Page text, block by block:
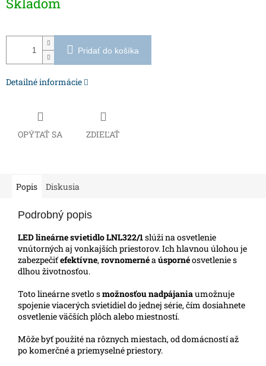
cena:
Skladom
Pridať do košíka
Detailné informácie
OPÝTAŤ SA ZDIEĽAŤ
Popis Diskusia
Podrobný popis
LED lineárne svietidloLNL322/1slúži na osvetlenie
vnútorných aj vonkajších priestorov. Ich hlavnou úlohou je
zabezpečiťefektívne,rovnomernéaúspornéosvetlenie s
dlhou životnosťou.
Toto lineárne svetlo smožnosťounadpájaniaumožnuje
spojenie viacerých svietidiel do jednej série, čím dosiahnete
osvetlenie väčších plôch alebo miestností.
Môže byť použité na rôznych miestach, od domácností až
po komerčné a priemyselné priestory.